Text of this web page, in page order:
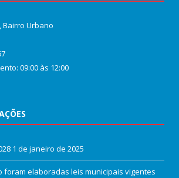
Bairro Urbano
09:00 às 12:00
1 de janeiro de 2025
foram elaboradas leis municipais vigentes